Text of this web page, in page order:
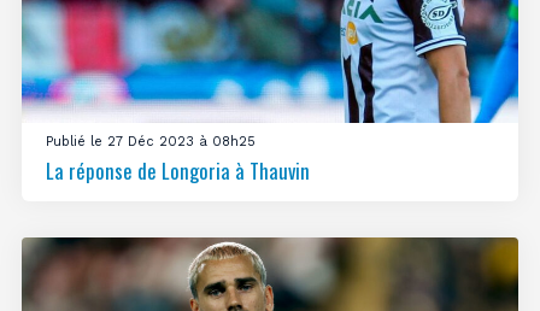
Publié le 27 Déc 2023 à 08h25
La réponse de Longoria à Thauvin